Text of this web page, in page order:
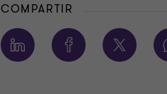
COMPARTIR